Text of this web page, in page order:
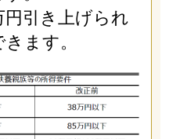
円引き上げられ
ます。